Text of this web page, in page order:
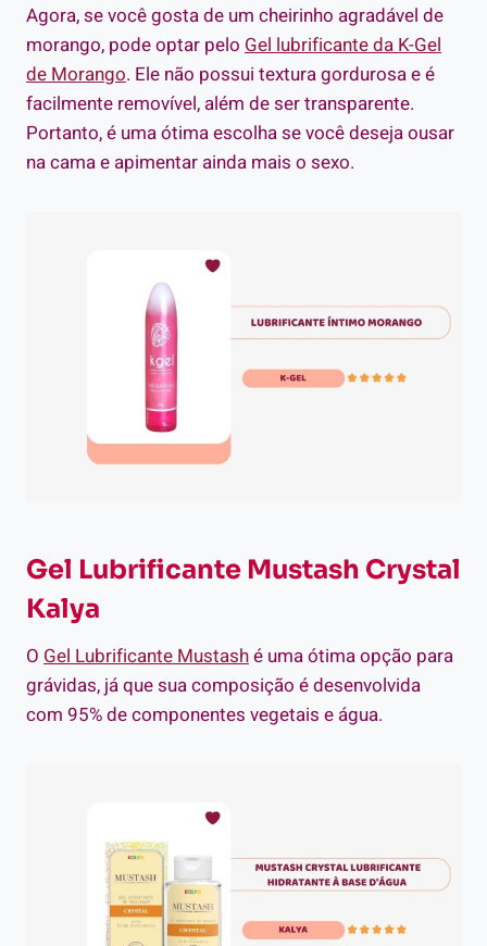
Agora, se você gosta de um cheirinho agradável de
morango, pode optar pelo Gel lubrificante da K-Gel
de Morango. Ele não possui textura gordurosa e é
facilmente removível, além de ser transparente.
Portanto, é uma ótima escolha se você deseja ousar
na cama e apimentar ainda mais o sexo.
Gel Lubrificante Mustash Crystal
Kalya
O Gel Lubrificante Mustashé uma ótima opção para
grávidas, já que sua composição é desenvolvida
com 95% de componentes vegetais e água.